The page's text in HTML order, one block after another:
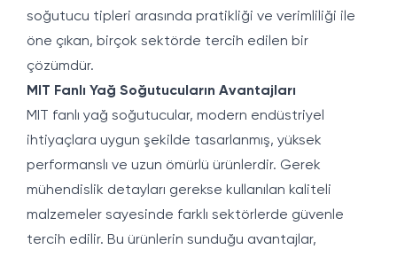
soğutucu tipleri arasında pratikliği ve verimliliği ile
öne çıkan, birçok sektörde tercih edilen bir
çözümdür.
MIT Fanlı Yağ Soğutucuların Avantajları
MIT fanlı yağ soğutucular, modern endüstriyel
ihtiyaçlara uygun şekilde tasarlanmış, yüksek
performanslı ve uzun ömürlü ürünlerdir. Gerek
mühendislik detayları gerekse kullanılan kaliteli
malzemeler sayesinde farklı sektörlerde güvenle
tercih edilir. Bu ürünlerin sunduğu avantajlar,